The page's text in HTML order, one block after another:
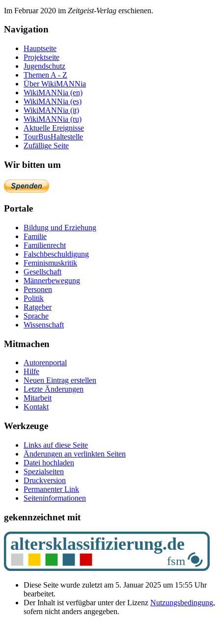
Im Februar 2020 im Zeit­geist-Verlag erschienen.
Navigation
Hauptseite
Projektseite
Jugendschutz
Themen A - Z
Über WikiMANNia
WikiMANNia (en)
WikiMANNia (es)
WikiMANNia (it)
WikiMANNia (ru)
Aktuelle Ereignisse
TourBusHaltestelle
Zufällige Seite
Wir bitten um
Portale
Bildung und Erziehung
Familie
Familienrecht
Falschbeschuldigung
Feminismuskritik
Gesellschaft
Männerbewegung
Personen
Politik
Ratgeber
Sprache
Wissenschaft
Mitmachen
Autorenportal
Hilfe
Neuen Eintrag erstellen
Letzte Änderungen
Mitarbeit
Kontakt
Werkzeuge
Links auf diese Seite
Änderungen an verlinkten Seiten
Datei hochladen
Spezialseiten
Druckversion
Permanenter Link
Seiten­­informationen
gekennzeichnet mit
Diese Seite wurde zuletzt am 5. Januar 2025 um 15:55 Uhr
bearbeitet.
Der Inhalt ist verfügbar unter der Lizenz Nutzungsbedingung,
sofern nicht anders angegeben.